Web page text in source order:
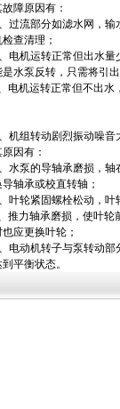
原因有：
流部分如滤水网，输水
查清理；
机运转正常但出水量少
是水泵反转，只需将引
机运转正常但不出水，
组转动剧烈振动噪音
因有：
泵的导轴承磨损，轴在
轴承或校直转轴；
轮紧固螺栓松动，叶
力轴承磨损，使叶轮前
应更换叶轮；
动机转子与泵转动部分
平衡状态。